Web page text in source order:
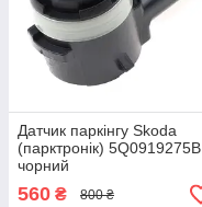
Датчик паркінгу Skoda
(парктронік) 5Q0919275B
чорний
560 ₴ 800 ₴